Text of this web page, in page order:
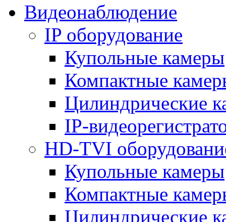
Видеонаблюдение
IP оборудование
Купольные камеры
Компактные
Цилиндрические
IP-
HD-TVI
Купольные камеры
Компактные
Цилиндрические